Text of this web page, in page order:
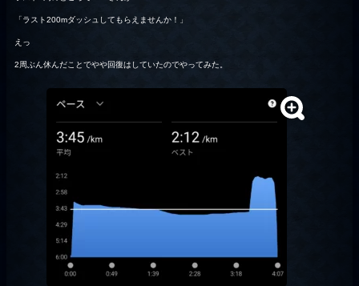
「ラスト200mダッシュしてもらえませんか！」
えっ
2周ぶん休んだことでやや回復はしていたのでやってみた。